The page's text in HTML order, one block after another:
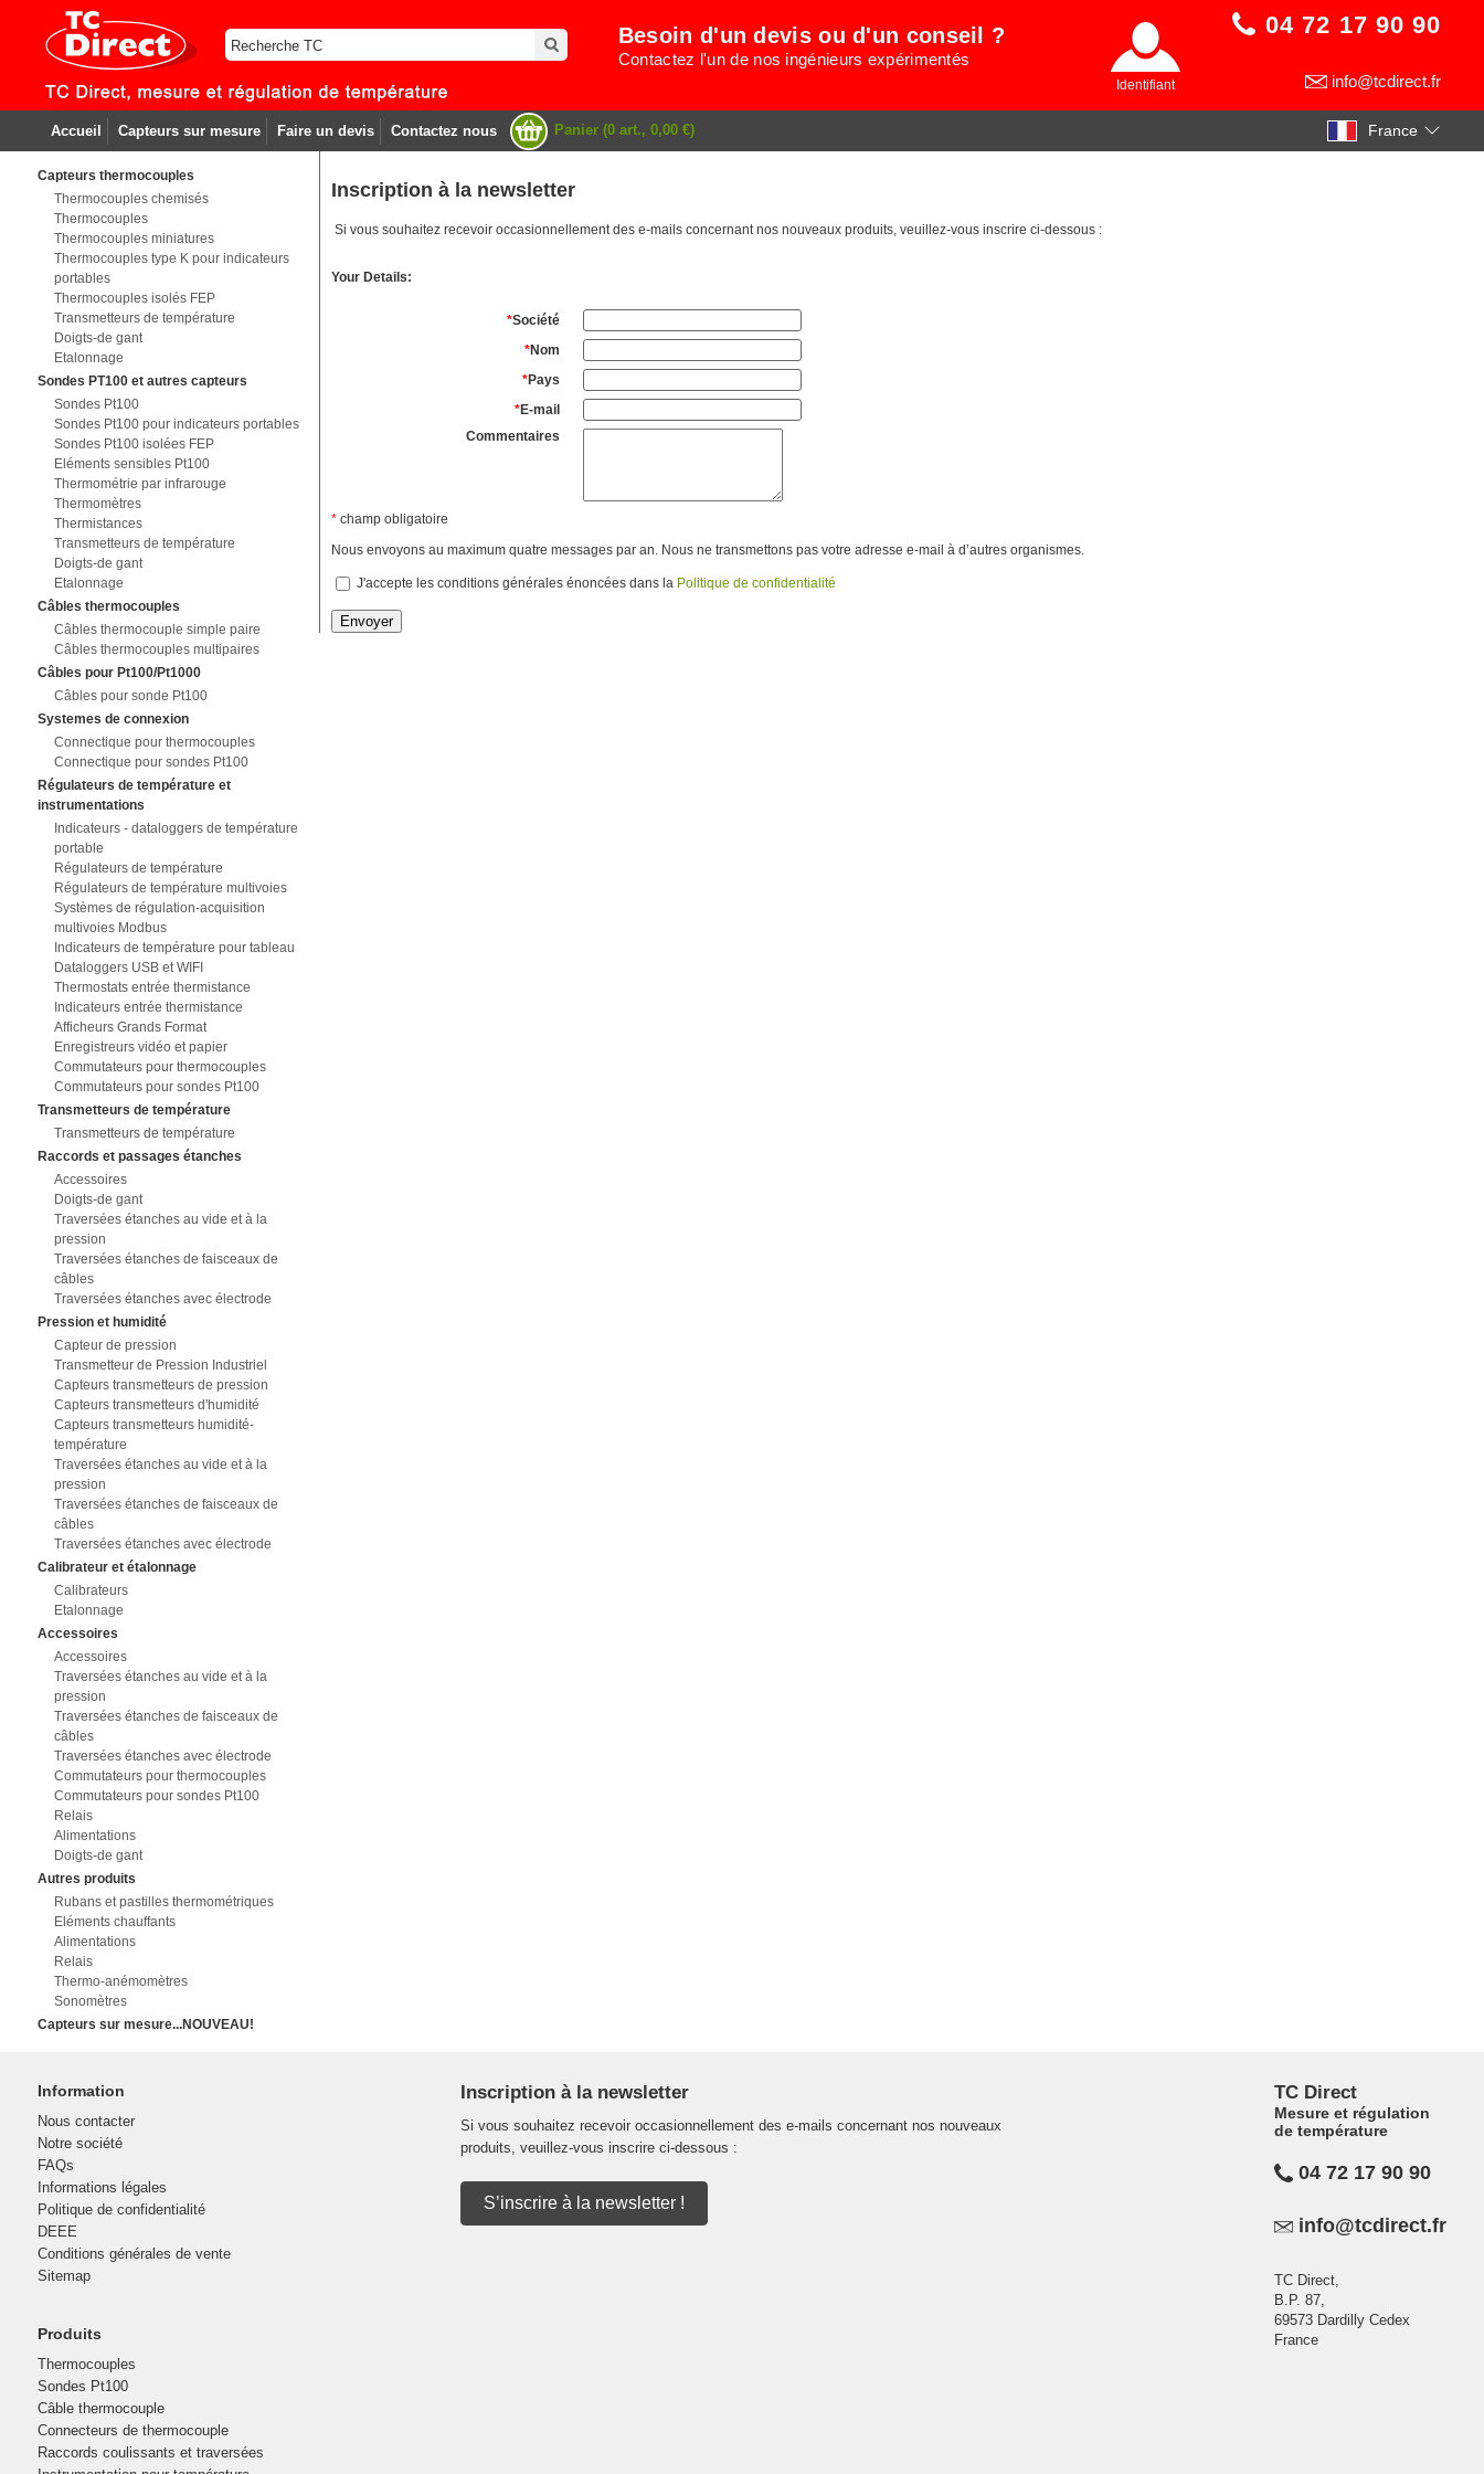
France
04 72 17 90 90
info@tcdirect.fr
Identifiant
Besoin d'un devis ou d'un conseil ?
Contactez l'un de nos ingénieurs expérimentés
Accueil Capteurs sur mesure Faire un devis Contactez nous Panier (0 art., 0,00 €)
Capteurs thermocouples
Thermocouples chemisés
Thermocouples
Thermocouples miniatures
Thermocouples type K pour indicateurs
portables
Thermocouples isolés FEP
Transmetteurs de température
Doigts-de gant
Etalonnage
Sondes PT100 et autres capteurs
Sondes Pt100
Sondes Pt100 pour indicateurs portables
Sondes Pt100 isolées FEP
Eléments sensibles Pt100
Thermométrie par infrarouge
Thermomètres
Thermistances
Transmetteurs de température
Doigts-de gant
Etalonnage
Câbles thermocouples
Câbles thermocouple simple paire
Câbles thermocouples multipaires
Câbles pour Pt100/Pt1000
Câbles pour sonde Pt100
Systemes de connexion
Connectique pour thermocouples
Connectique pour sondes Pt100
Régulateurs de température et
instrumentations
Indicateurs - dataloggers de température
portable
Régulateurs de température
Régulateurs de température multivoies
Systèmes de régulation-acquisition
multivoies Modbus
Indicateurs de température pour tableau
Dataloggers USB et WIFI
Thermostats entrée thermistance
Indicateurs entrée thermistance
Afficheurs Grands Format
Enregistreurs vidéo et papier
Commutateurs pour thermocouples
Commutateurs pour sondes Pt100
Transmetteurs de température
Transmetteurs de température
Raccords et passages étanches
Accessoires
Doigts-de gant
Traversées étanches au vide et à la
pression
Traversées étanches de faisceaux de
câbles
Traversées étanches avec électrode
Pression et humidité
Capteur de pression
Transmetteur de Pression Industriel
Capteurs transmetteurs de pression
Capteurs transmetteurs d'humidité
Capteurs transmetteurs humidité-
température
Traversées étanches au vide et à la
pression
Traversées étanches de faisceaux de
câbles
Traversées étanches avec électrode
Calibrateur et étalonnage
Calibrateurs
Etalonnage
Accessoires
Accessoires
Traversées étanches au vide et à la
pression
Traversées étanches de faisceaux de
câbles
Traversées étanches avec électrode
Commutateurs pour thermocouples
Commutateurs pour sondes Pt100
Relais
Alimentations
Doigts-de gant
Autres produits
Rubans et pastilles thermométriques
Eléments chauffants
Alimentations
Relais
Thermo-anémomètres
Sonomètres
Capteurs sur mesure...NOUVEAU!
Inscription à la newsletter
Si vous souhaitez recevoir occasionnellement des e-mails concernant nos nouveaux produits, veuillez-vous inscrire ci-dessous :
Your Details:
*Société
*Nom
*Pays
*E-mail
Commentaires
*champ obligatoire
Nous envoyons au maximum quatre messages par an. Nous ne transmettons pas votre adresse e-mail à d’autres organismes.
J'accepte les conditions générales énoncées dans la Politique de confidentialité
Envoyer
Information
Nous contacter
Notre société
FAQs
Informations légales
Politique de confidentialité
DEEE
Conditions générales de vente
Sitemap
Produits
Thermocouples
Sondes Pt100
Câble thermocouple
Connecteurs de thermocouple
Raccords coulissants et traversées
Inscription à la newsletter
Si vous souhaitez recevoir occasionnellement des e-mails concernant nos nouveaux
produits, veuillez-vous inscrire ci-dessous :
S’inscrire à la newsletter !
TC Direct
Mesure et régulation
de température
04 72 17 90 90
info@tcdirect.fr
TC Direct,
B.P. 87,
69573 Dardilly Cedex
France